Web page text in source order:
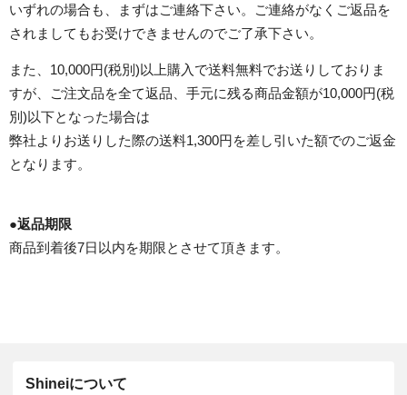
いずれの場合も、まずはご連絡下さい。ご連絡がなくご返品を
されましてもお受けできませんのでご了承下さい。
また、10,000円(税別)以上購入で送料無料でお送りしておりま
すが、ご注文品を全て返品、手元に残る商品金額が10,000円(税
別)以下となった場合は
弊社よりお送りした際の送料1,300円を差し引いた額でのご返金
となります。
●返品期限
商品到着後7日以内を期限とさせて頂きます。
Shineiについて